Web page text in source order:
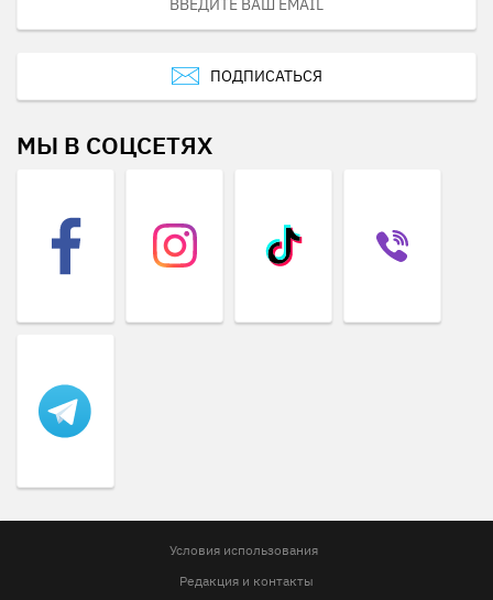
ПОДПИСАТЬСЯ
МЫ В СОЦСЕТЯХ
Условия использования
Редакция и контакты